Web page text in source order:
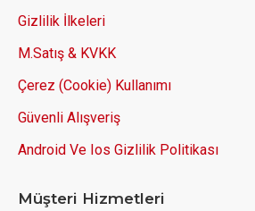
Gizlilik İlkeleri
M.Satış & KVKK
Çerez (Cookie) Kullanımı
Güvenli Alışveriş
Android Ve Ios Gizlilik Politikası
Müşteri Hizmetleri